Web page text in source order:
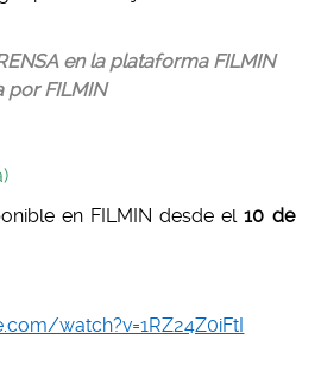
en la plataforma FILMIN
por FILMIN
en FILMIN desde el10 de
watch?v=1RZ24Z0iFtI